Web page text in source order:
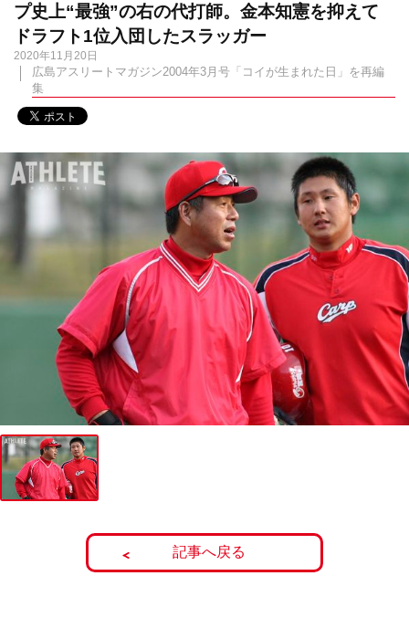
プ史上“最強”の右の代打師。金本知憲を抑えて
ドラフト1位入団したスラッガー
2020年11月20日
広島アスリートマガジン2004年3月号「コイが生まれた日」を再編
集
記事へ戻る